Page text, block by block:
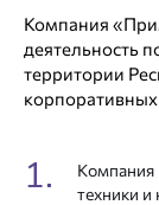
Компания
деятельность
территории
корпоративных
1.
Компания
техники и